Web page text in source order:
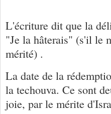
L'écriture dit que la
"Je la hâterais" (s'il le
mérité) .
La date de la
la techouva. Ce sont
joie, par le mérite